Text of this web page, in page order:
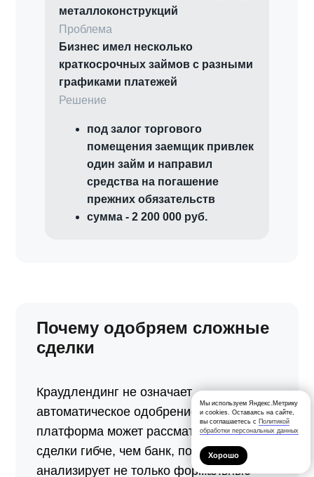
металлоконструкций
Проблема
Бизнес имел несколько
краткосрочных займов с разными
графиками платежей
Решение
под залог торгового
помещения заемщик привлек
один займ и направил
средства на погашение
прежних обязательств
сумма - 2 200 000 руб.
Почему одобряем сложные
сделки
Краудлендинг не означает
автоматическое одобрение. Но
платформа может рассматривать
сделки гибче, чем банк, потому что
анализирует не только формальные
Мы используем Яндекс.Метрику
и cookies. Оставаясь на сайте,
вы соглашаетесь с Политикой
обработки персональных данных
Хорошо